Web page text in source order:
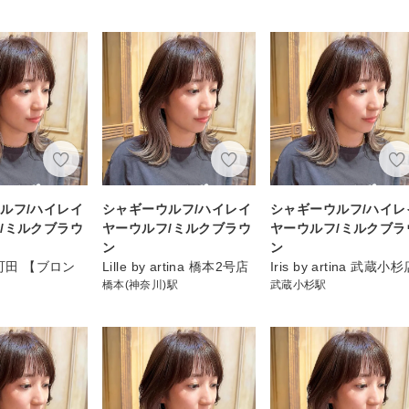
フ/ハイレイ
ルクブラウ
田 【ブロン
シャギーウルフ/ハイレイ
ヤーウルフ/ミルクブラウ
ン
Lille by artina 橋本2号店
橋本(神奈川)駅
シャギーウルフ/ハイレ
ヤーウルフ/ミルクブラ
ン
Iris by artina 武蔵小杉
武蔵小杉駅